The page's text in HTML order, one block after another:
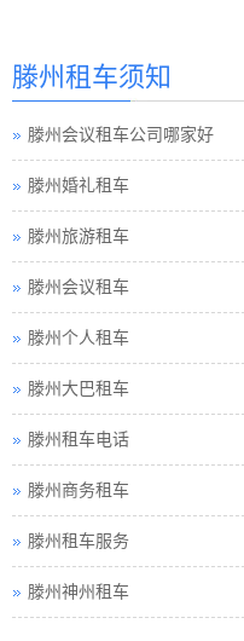
滕州租车须知
滕州会议租车公司哪家好
滕州婚礼租车
滕州旅游租车
滕州会议租车
滕州个人租车
滕州大巴租车
滕州租车电话
滕州商务租车
滕州租车服务
滕州神州租车